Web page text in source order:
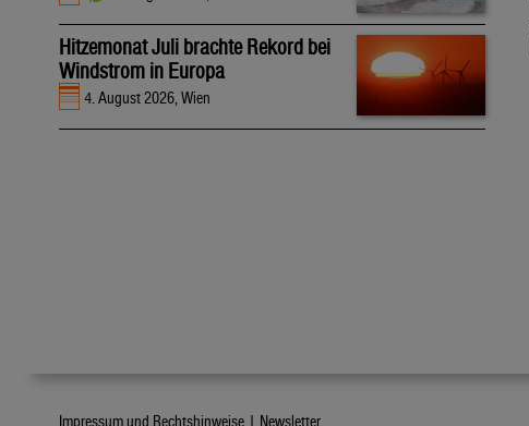
Hitzemonat Juli brachte Rekord bei
Windstrom in Europa
4. August 2026, Wien
Impressum und Rechtshinweise | Newsletter